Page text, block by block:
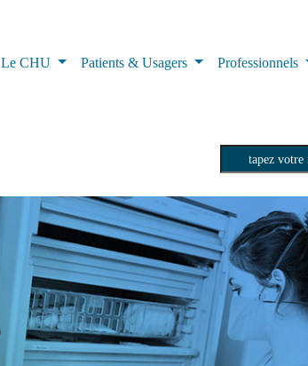
Le CHU Patients & Usagers Professionnels